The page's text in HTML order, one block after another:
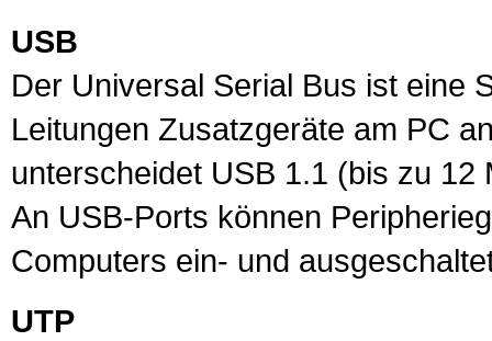
USB
Der Universal Serial Bus ist eine
Leitungen Zusatzgeräte am PC
unterscheidet USB 1.1 (bis zu 12
An USB-Ports können
Computers ein- und
UTP